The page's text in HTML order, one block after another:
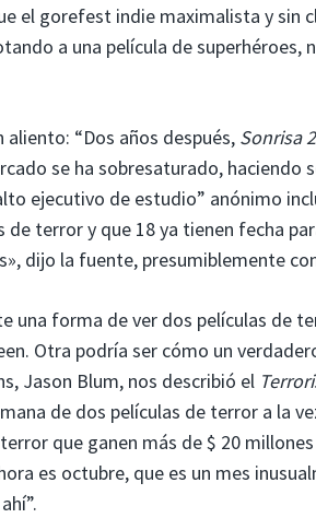
el gorefest indie maximalista y sin
a una película de superhéroes,
“Dos años después, Sonrisa 2
se ha sobresaturado, haciendo
ejecutivo de estudio” anónimo
de terror y que 18 ya tienen fecha
dijo la fuente, presumiblemente
una forma de ver dos películas de
Otra podría ser cómo un
Jason Blum, nos describió el
de dos películas de terror a la
que ganen más de $ 20
es octubre, que es un mes